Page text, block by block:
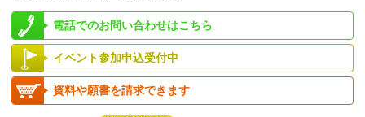
電話でのお問い合わせはこちら
イベント参加申込受付中
資料や願書を請求できます